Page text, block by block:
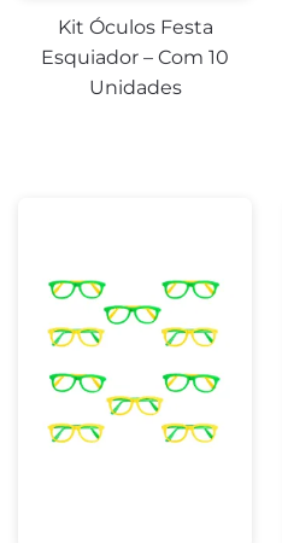
Kit Óculos Festa
Esquiador – Com 10
Unidades